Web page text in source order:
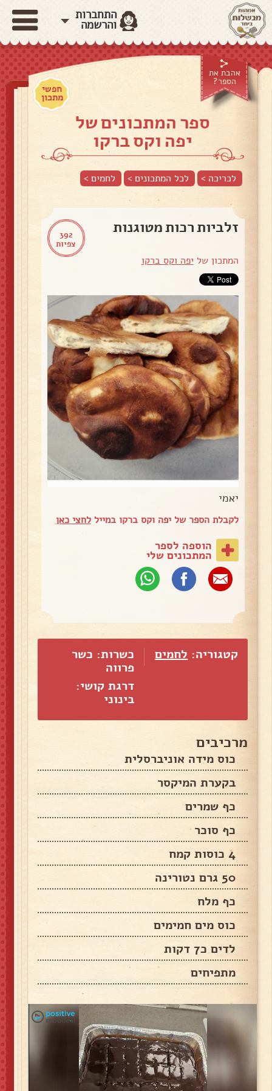
התחברות
והרשמה
אהבת את
הספר?
חפשי
מתכון
ספר המתכונים של
יפה וקס ברקו
לכריכה > לכל המתכונים > לחמים>
392
צפיות
זלביות רכות מטוגנות
המתכון של יפה וקס ברקו
יאמי
לקבלת הספר של יפה וקס ברקו במייללחצי כאן
הוספה לספר
המתכונים שלי
קטגוריה: לחמים
כשרות: כשר
פרווה
דרגת קושי:
בינוני
מרכיבים
כוס מידה אוניברסלית
בקערת המיקסר
כף שמרים
כף סוכר
4 כוסות קמח
50 גרם נטורינה
כף מלח
כוס מים חמימים
לדים כ7 דקות
מתפיחים